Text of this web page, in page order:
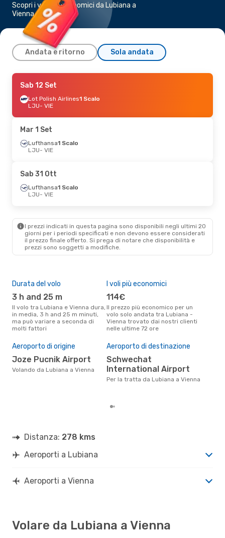
Scopri i voli più economici da Lubiana a
Vienna
Andata e ritorno Sola andata
Gio 3 Set- Dom 6 Set
Lufthansa 1 Scalo
LJU- VIE
VIE- LJU
Ven 11 Set- Dom 13 Set
Lufthansa
VIE- LJU
Sab 12 Set
Lot Polish Airlines1 Scalo
LJU- VIE
Mar 1 Set
Lufthansa1 Scalo
LJU- VIE
Sab 31 Ott
Lufthansa1 Scalo
LJU- VIE
I prezzi indicati in questa pagina sono disponibili negli ultimi 20
giorni per i periodi specificati e non devono essere considerati
il ​​prezzo finale offerto. Si prega di notare che disponibilità e
prezzi sono soggetti a modifiche.
Durata del volo
3 h and 25 m
Il volo tra Lubiana e Vienna dura,
in media, 3 h and 25 m minuti,
ma può variare a seconda di
molti fattori
I voli più economici
114€
Il prezzo più economico per un
volo solo andata tra Lubiana -
Vienna trovato dai nostri clienti
nelle ultime 72 ore
Aeroporto di origine
Joze Pucnik Airport
Volando da Lubiana a Vienna
Aeroporto di destinazione
Schwechat
International Airport
Per la tratta da Lubiana a Vienna
Distanza: 278 kms
Aeroporti a Lubiana
Aeroporti a Vienna
Volare da Lubiana a Vienna